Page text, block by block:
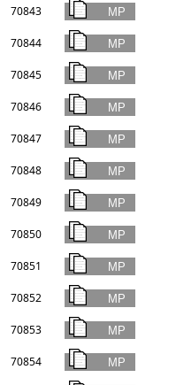
70843
70844
70845
70846
70847
70848
70849
70850
70851
70852
70853
70854